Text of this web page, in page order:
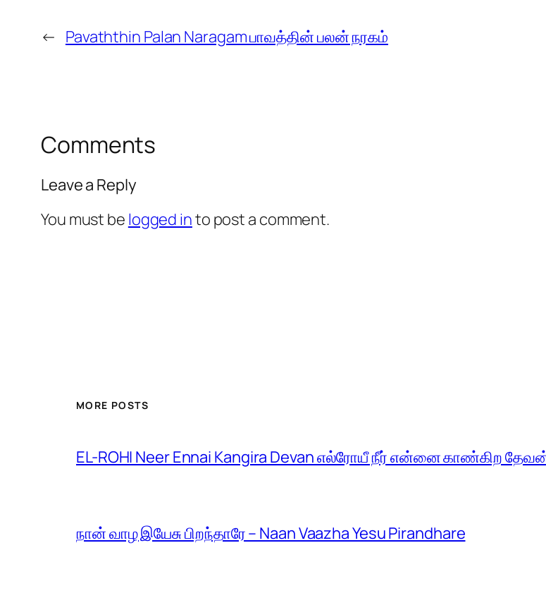
← Pavaththin Palan Naragam பாவத்தின் பலன் நரகம்
Comments
Leave a Reply
You must be logged into post a comment.
MORE POSTS
EL-ROHI Neer Ennai Kangira Devan எல்ரோயீ நீர் என்னை காண்கிற
நான் வாழ இயேசு பிறந்தாரே – Naan Vaazha Yesu Pirandhare